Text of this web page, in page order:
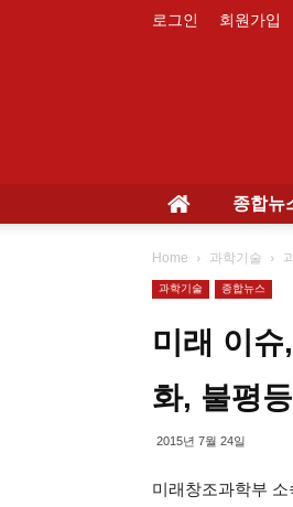
로그인 회원가입
종합뉴
Home 과학기술
과학기술 종합뉴스
미래 이
화, 불평
2015년 7월 24일
미래창조과학부